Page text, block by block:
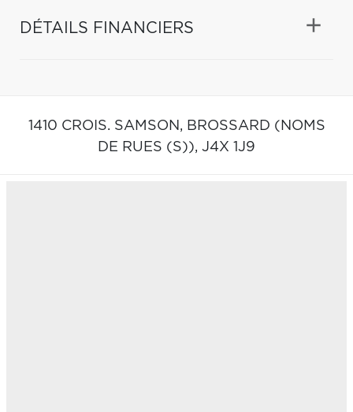
DÉTAILS FINANCIERS
1410 CROIS. SAMSON, BROSSARD (NOMS
DE RUES (S)), J4X 1J9